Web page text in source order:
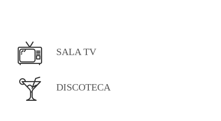
SALA TV
DISCOTECA